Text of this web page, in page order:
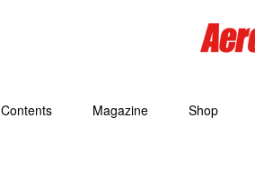
Contents Magazine Shop